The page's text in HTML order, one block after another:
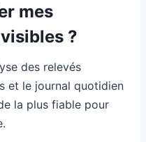
mes
?
des relevés
et le journal quotidien
la plus fiable pour